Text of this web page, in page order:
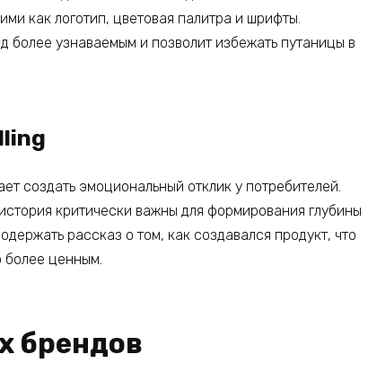
как логотип, цветовая палитра и шрифты.
более узнаваемым и позволит избежать путаницы в
создать эмоциональный отклик у потребителей.
критически важны для формирования глубины
рассказ о том, как создавался продукт, что
более ценным.
брендов